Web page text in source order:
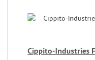
Cippito-Industries